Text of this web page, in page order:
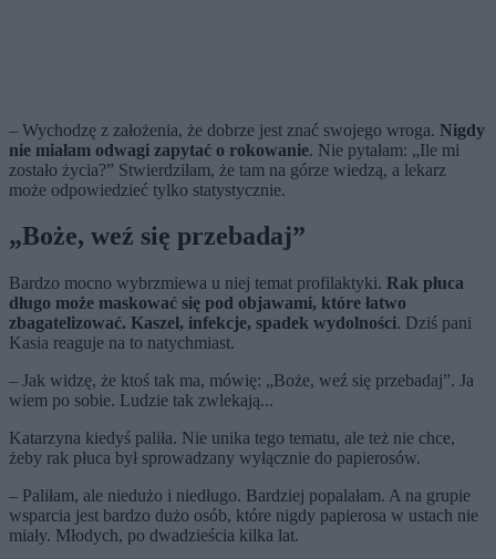
– Wychodzę z założenia, że dobrze jest znać swojego wroga. Nigdy
nie miałam odwagi zapytać o rokowanie. Nie pytałam: „Ile mi
zostało życia?” Stwierdziłam, że tam na górze wiedzą, a lekarz
może odpowiedzieć tylko statystycznie.
„Boże, weź się przebadaj”
Bardzo mocno wybrzmiewa u niej temat profilaktyki. Rak płuca
długo może maskować się pod objawami, które łatwo
zbagatelizować. Kaszel, infekcje, spadek wydolności. Dziś pani
Kasia reaguje na to natychmiast.
– Jak widzę, że ktoś tak ma, mówię: „Boże, weź się przebadaj”. Ja
wiem po sobie. Ludzie tak zwlekają...
Katarzyna kiedyś paliła. Nie unika tego tematu, ale też nie chce,
żeby rak płuca był sprowadzany wyłącznie do papierosów.
– Paliłam, ale niedużo i niedługo. Bardziej popalałam. A na grupie
wsparcia jest bardzo dużo osób, które nigdy papierosa w ustach nie
miały. Młodych, po dwadzieścia kilka lat.